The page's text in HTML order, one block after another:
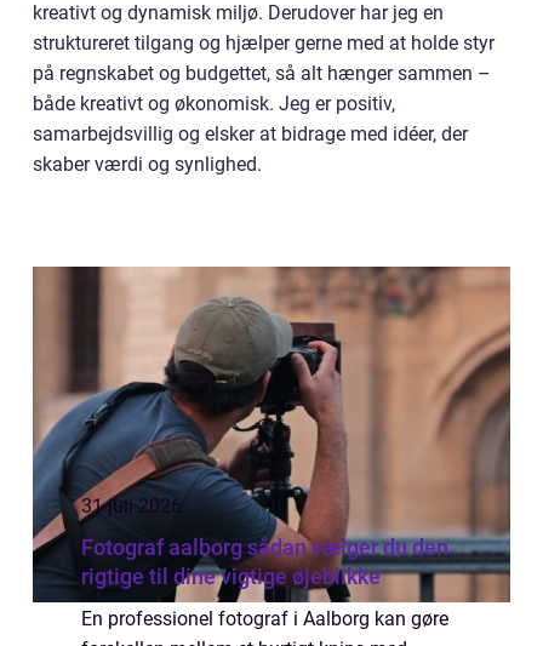
kreativt og dynamisk miljø. Derudover har jeg en
struktureret tilgang og hjælper gerne med at holde styr
på regnskabet og budgettet, så alt hænger sammen –
både kreativt og økonomisk. Jeg er positiv,
samarbejdsvillig og elsker at bidrage med idéer, der
skaber værdi og synlighed.
31 juli 2026
Fotograf aalborg sådan vælger du den
rigtige til dine vigtige øjeblikke
En professionel fotograf i Aalborg kan gøre